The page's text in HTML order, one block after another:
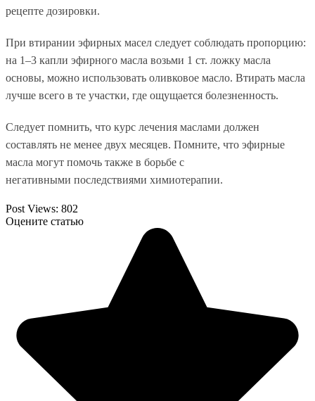
рецепте дозировки.
При втирании эфирных масел следует соблюдать пропорцию:
на 1–3 капли эфирного масла возьми 1 ст. ложку масла
основы, можно использовать оливковое масло. Втирать масла
лучше всего в те участки, где ощущается болезненность.
Следует помнить, что курс лечения маслами должен
составлять не менее двух месяцев. Помните, что эфирные
масла могут помочь также в борьбе с
негативными последствиями химиотерапии.
Post Views: 802
Оцените статью